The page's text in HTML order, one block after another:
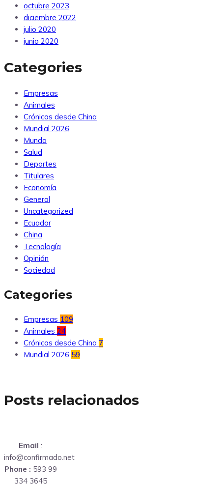
octubre 2023
diciembre 2022
julio 2020
junio 2020
Categories
Empresas
Animales
Crónicas desde China
Mundial 2026
Mundo
Salud
Deportes
Titulares
Economía
General
Uncategorized
Ecuador
China
Tecnología
Opinión
Sociedad
Categories
Empresas 109
Animales 24
Crónicas desde China 7
Mundial 2026 59
Posts relacionados
Email :
info@confirmado.net
Phone : 593 99
334 3645